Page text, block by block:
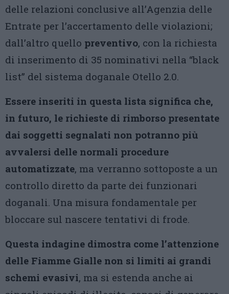
delle relazioni conclusive all’Agenzia delle
Entrate per l’accertamento delle violazioni;
dall’altro quello preventivo, con la richiesta
di inserimento di 35 nominativi nella “black
list” del sistema doganale Otello 2.0.
Essere inseriti in questa lista significa che,
in futuro, le richieste di rimborso presentate
dai soggetti segnalati non potranno più
avvalersi delle normali procedure
automatizzate, ma verranno sottoposte a un
controllo diretto da parte dei funzionari
doganali. Una misura fondamentale per
bloccare sul nascere tentativi di frode.
Questa indagine dimostra come l’attenzione
delle Fiamme Gialle non si limiti ai grandi
schemi evasivi, ma si estenda anche ai